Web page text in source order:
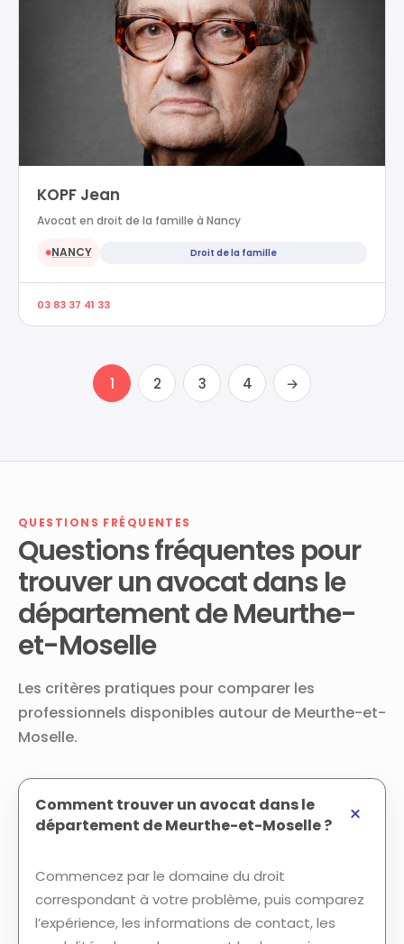
KOPF Jean
Avocat en droit de la famille à Nancy
●NANCY Droit de la famille
03 83 37 41 33
1 2 3 4 →
QUESTIONS FRÉQUENTES
Questions fréquentes pour
trouver un avocat dans le
département de Meurthe-
et-Moselle
Les critères pratiques pour comparer les
professionnels disponibles autour de Meurthe-et-
Moselle.
Comment trouver un avocat dans le
département de Meurthe-et-Moselle ?
Commencez par le domaine du droit
correspondant à votre problème, puis comparez
l’expérience, les informations de contact, les